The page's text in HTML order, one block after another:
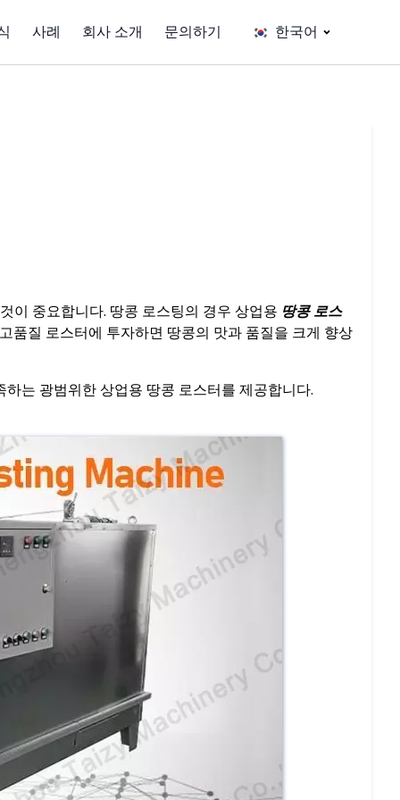
사례 회사 소개 문의하기 한국어
이 중요합니다. 땅콩 로스팅의 경우 상업용 땅콩 로스
품질 로스터에 투자하면 땅콩의 맛과 품질을 크게 향상
는 광범위한 상업용 땅콩 로스터를 제공합니다.